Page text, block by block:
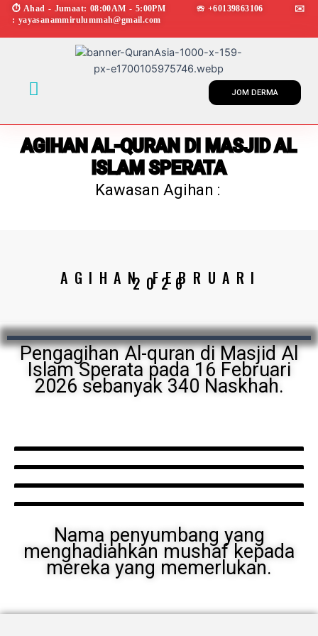
Skip
content
⏱︎ Ahad - Jumaat: 08:00AM - 5:00PM ☏ +60139863106 ✉︎
: yayasanammirulummah@gmail.com
Menu JOM DERMA
AGIHAN AL-QURAN DI MASJID AL
ISLAM SPERATA
Kawasan Agihan :
AGIHAN FEBRUARI
2026
Pengagihan Al-quran di Masjid Al
Islam Sperata pada 16 Februari
2026 sebanyak 340 Naskhah.
Nama penyumbang yang
menghadiahkan mushaf kepada
mereka yang memerlukan.